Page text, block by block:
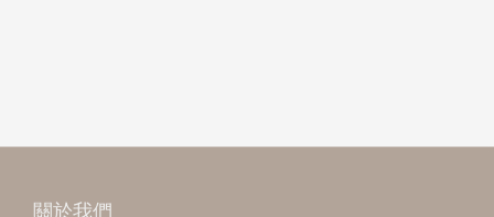
關於我們